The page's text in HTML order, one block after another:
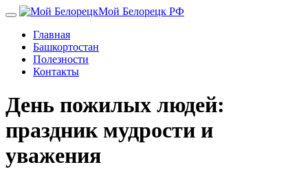
Перейти
основному
содержанию
Мой Белорецк РФ
Главная
Башкортостан
Полезности
Контакты
День пожилых людей:
праздник мудрости и
уважения